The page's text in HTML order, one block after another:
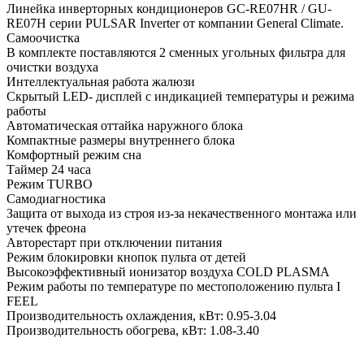
Линейка инверторных кондиционеров GC-RE07HR / GU-
RE07H серии PULSAR Inverter от компании General Climate.
Самоочистка
В комплекте поставляются 2 сменных угольных фильтра для
очистки воздуха
Интеллектуальная работа жалюзи
Скрытый LED- дисплей с индикацией температуры и режима
работы
Автоматическая оттайка наружного блока
Компактные размеры внутреннего блока
Комфортный режим сна
Таймер 24 часа
Режим TURBO
Самодиагностика
Защита от выхода из строя из-за некачественного монтажа или
утечек фреона
Авторестарт при отключении питания
Режим блокировки кнопок пульта от детей
Высокоэффективный ионизатор воздуха COLD PLASMA
Режим работы по температуре по местоположению пульта I
FEEL
Производительность охлаждения, кВт: 0.95-3.04
Производительность обогрева, кВт: 1.08-3.40